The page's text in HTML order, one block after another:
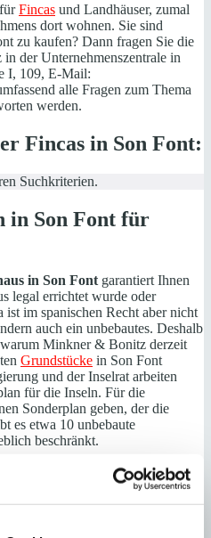
Fincas und Landhäuser, zumal
dort wohnen. Sie sind
zu kaufen? Dann fragen Sie die
der Unternehmenszentrale in
I, 109, E-Mail:
alle Fragen zum Thema
werden.
Fincas in Son Font:
Suchkriterien.
in Son Font für
in Son Fontgarantiert Ihnen
legal errichtet wurde oder
ist im spanischen Recht aber nicht
auch ein unbebautes. Deshalb
Minkner & Bonitz derzeit
Grundstücke in Son Font
und der Inselrat arbeiten
für die Inseln. Für die
Sonderplan geben, der die
es etwa 10 unbebaute
beschränkt.
auf unbebauten Grundstücken
von 150 m²
Der Bau von